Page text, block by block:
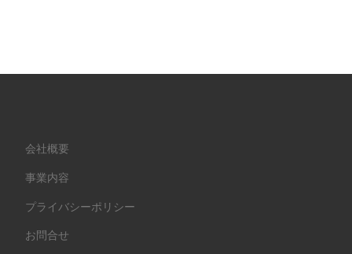
会社概要
事業内容
プライバシーポリシー
お問合せ